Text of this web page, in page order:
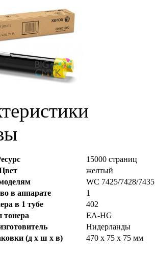
15000 страниц
желтый
WC 7425/7428/7435
в аппарате
1
в 1 тубе
402
тонера
EA-HG
Нидерланды
(д х ш х в)
470 x 75 x 75 мм